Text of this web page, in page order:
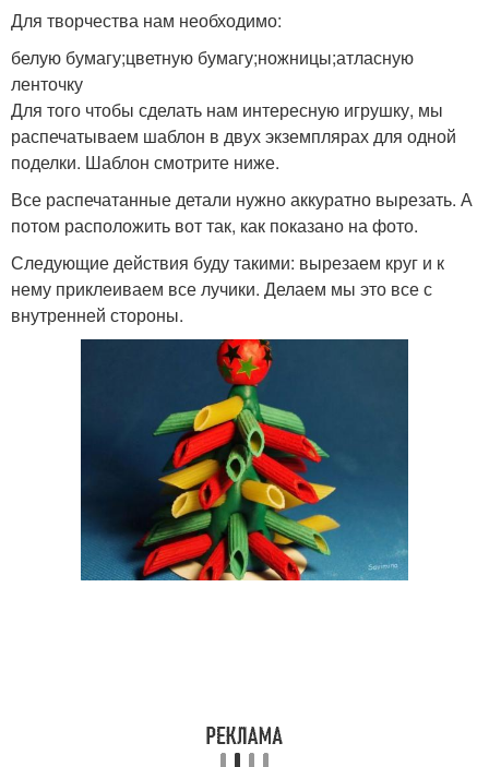
Для творчества нам необходимо:
белую бумагу;цветную бумагу;ножницы;атласную
ленточку
Для того чтобы сделать нам интересную игрушку, мы
распечатываем шаблон в двух экземплярах для одной
поделки. Шаблон смотрите ниже.
Все распечатанные детали нужно аккуратно вырезать. А
потом расположить вот так, как показано на фото.
Следующие действия буду такими: вырезаем круг и к
нему приклеиваем все лучики. Делаем мы это все с
внутренней стороны.